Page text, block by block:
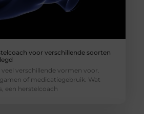
voor verschillende soorten
verschillende vormen voor.
of medicatiegebruik. Wat
een herstelcoach